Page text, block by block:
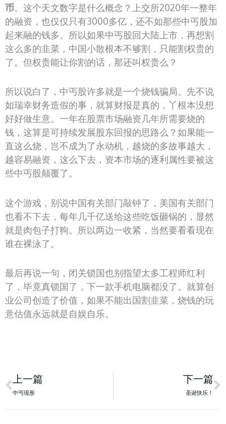
币。这个天文数字是什么概念？上交所2020年一整年
的融资，也仅仅只有3000多亿，还不如那些中丐股加
起来融的钱多。所以如果中丐股回大陆上市，再想割
这么多的韭菜，中国小散根本不够割，只能割权贵的
了。但权贵能让你割的话，那还叫权贵么？
所以说白了，中丐股许多就是一个烧钱骗局。先不说
如瑞幸财务造假的事，就算财报是真的，丫根本没想
好好做生意。一年在股票市场融资几年所需要烧的
钱，这算是可持续发展股东回报的思路么？如果能一
直这么烧，岂不成为了永动机，越烧的多故事越大，
越容易融资，这么下去，资本市场的逐利属性要被这
些中丐股颠覆了。
这个游戏，别说中国有关部门敲钟了，美国有关部门
也看不下去，每年几千亿送给这些吃饭砸锅的，显然
就是肉包子打狗。所以两边一收紧，当然要看看现在
谁在裸泳了。
最后再说一句，闭关锁国也别指望太多工程师红利
了，毕竟真锁国了，下一款手机电脑都没了。就算创
业公司创造了价值，如果不能出国割韭菜，烧钱的玩
意估值永远就是自娱自乐。
Prev
上一篇
中丐现形
下一篇
圣诞快乐！